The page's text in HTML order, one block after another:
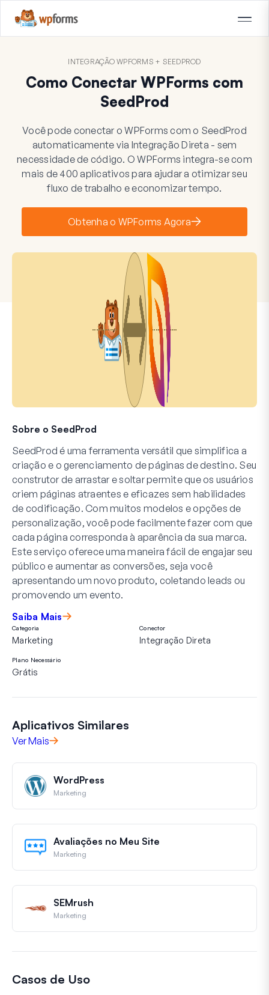
INTEGRAÇÃO WPFORMS + SEEDPROD
Como Conectar WPForms com
SeedProd
Você pode conectar o WPForms com o SeedProd
automaticamente via Integração Direta - sem
necessidade de código. O WPForms integra-se com
mais de 400 aplicativos para ajudar a otimizar seu
fluxo de trabalho e economizar tempo.
Obtenha o WPForms Agora
Sobre o SeedProd
SeedProd é uma ferramenta versátil que simplifica a
criação e o gerenciamento de páginas de destino. Seu
construtor de arrastar e soltar permite que os usuários
criem páginas atraentes e eficazes sem habilidades
de codificação. Com muitos modelos e opções de
personalização, você pode facilmente fazer com que
cada página corresponda à aparência da sua marca.
Este serviço oferece uma maneira fácil de engajar seu
público e aumentar as conversões, seja você
apresentando um novo produto, coletando leads ou
promovendo um evento.
Saiba Mais
Categoria
Marketing
Conector
Integração Direta
Plano Necessário
Grátis
Aplicativos Similares
Ver Mais
WordPress
Marketing
Avaliações no Meu Site
Marketing
SEMrush
Marketing
Casos de Uso